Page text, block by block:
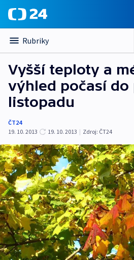
Rubriky
Vyšší teploty a
výhled počasí do
listopadu
ČT24
19. 10. 2013
19. 10. 2013 | Zdroj: ČT24